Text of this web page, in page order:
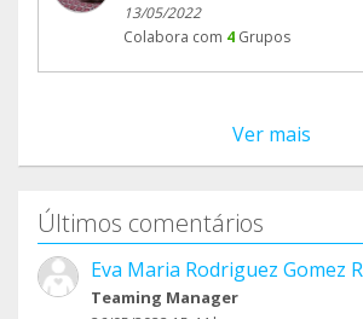
13/05/2022
Colabora com 4 Grupos
Ver mais
Últimos comentários
Eva Maria Rodriguez Gomez
Teaming Manager